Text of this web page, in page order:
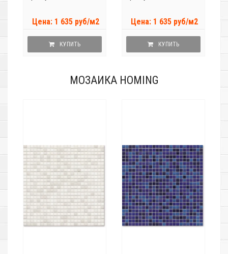
Цена: 1 635 руб/м2
КУПИТЬ
Цена: 1 635 руб/м2
КУПИТЬ
МОЗАИКА HOMING